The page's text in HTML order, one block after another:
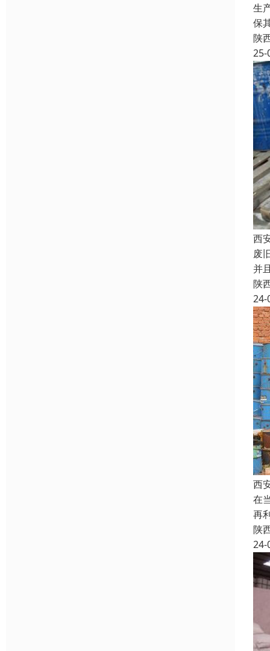
生
保
陕
25-
西
废
并
陕
24-
西
在
再
陕
24-